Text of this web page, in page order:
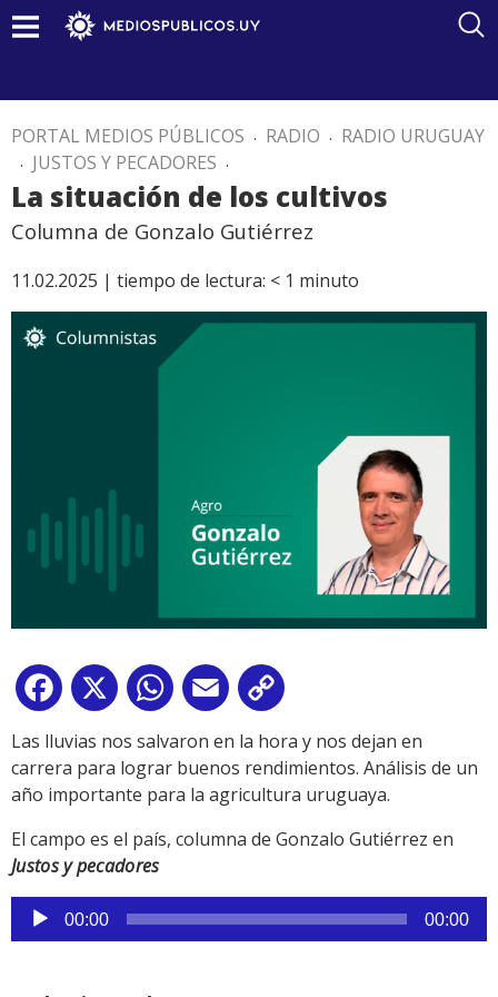
PORTAL MEDIOS PÚBLICOS . RADIO . RADIO URUGUAY
. JUSTOS Y PECADORES .
La situación de los cultivos
Columna de Gonzalo Gutiérrez
11.02.2025 | tiempo de lectura: < 1 minuto
Facebook
X WhatsApp
Email
Link
Las lluvias nos salvaron en la hora y nos dejan en
carrera para lograr buenos rendimientos. Análisis de un
año importante para la agricultura uruguaya.
El campo es el país, columna de Gonzalo Gutiérrez en
Justos y pecadores
Reproductor
de
00:00 00:00